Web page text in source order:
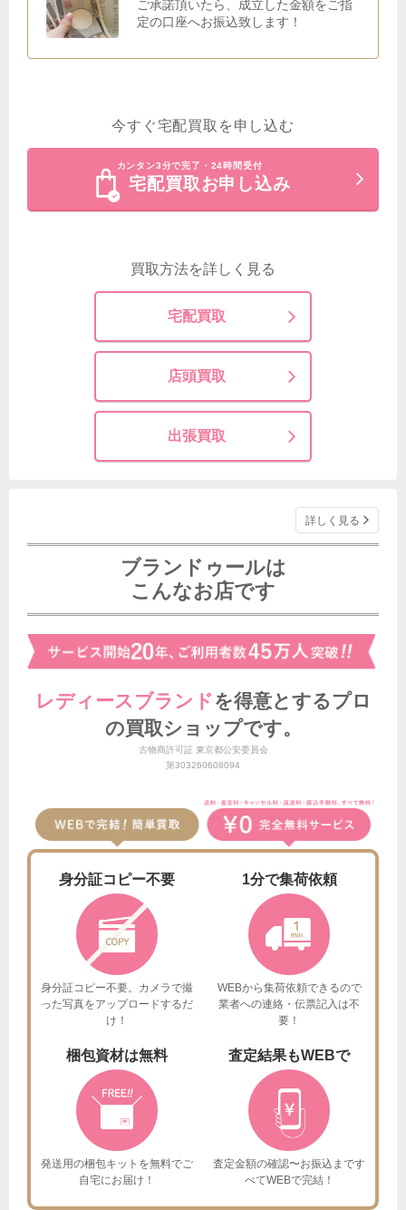
ご承諾頂いたら、成立した金額をご指
定の口座へお振込致します！
今すぐ宅配買取を申し込む
カンタン3分で完了・24時間受付
宅配買取お申し込み
買取方法を詳しく見る
宅配買取
店頭買取
出張買取
詳しく見る
ブランドゥールは
こんなお店です
レディースブランド を得意とする プロ
の買取ショップです。
古物商許可証 東京都公安委員会
第303260608094
身分証コピー不要
身分証コピー不要。カメラで撮
った写真をアップロードするだ
け！
1分で集荷依頼
WEBから集荷依頼できるので
業者への連絡・伝票記入は不
要！
梱包資材は無料
発送用の梱包キットを無料でご
自宅にお届け！
査定結果もWEBで
査定金額の確認〜お振込まです
べてWEBで完結！